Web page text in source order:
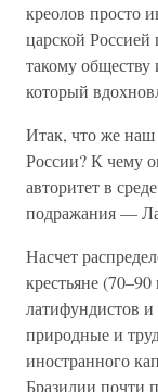
креолов просто
царской
такому
который
Итак, что же наш
России? К чему
авторитет в
подражания —
Насчет
крестьяне
латифундистов
природные и
иностранного
Бразилии почти